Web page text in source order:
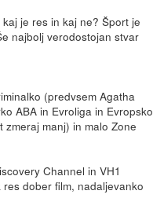
je res in kaj ne? Šport je
najbolj verodostojan stvar
(predvsem Agatha
ABA in Evroliga in Evropsko
manj) in malo Zone
Channel in VH1
dober film, nadaljevanko